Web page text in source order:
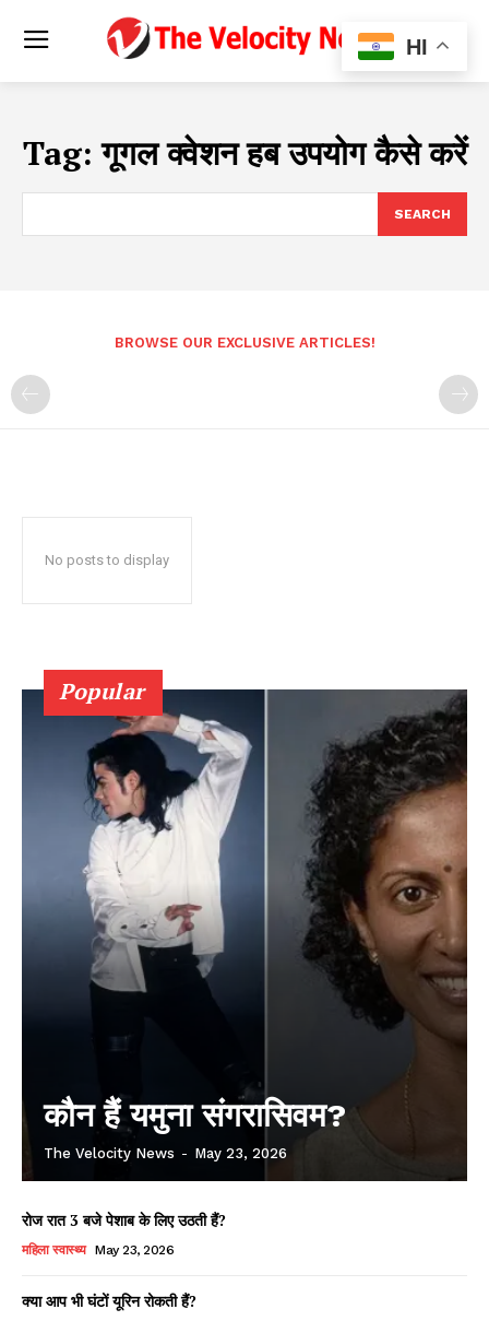
Tag:गूगल क्वेशन हब उपयोग कैसे करें
SEARCH
BROWSE OUR EXCLUSIVE ARTICLES!
No posts to display
Popular
कौन हैं यमुना संगरासिवम?
The Velocity News - May 23, 2026
रोज रात 3 बजे पेशाब के लिए उठती हैं?
महिला स्वास्थ्य May 23, 2026
क्या आप भी घंटों यूरिन रोकती हैं?
HI